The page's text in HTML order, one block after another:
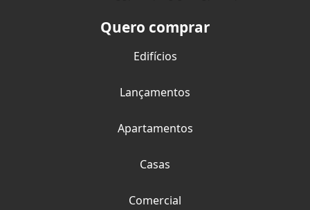
Quero comprar
Edifícios
Lançamentos
Apartamentos
Casas
Comercial